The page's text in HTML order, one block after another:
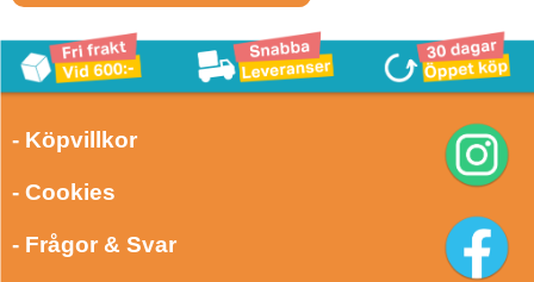
- Köpvillkor
- Cookies
- Frågor & Svar